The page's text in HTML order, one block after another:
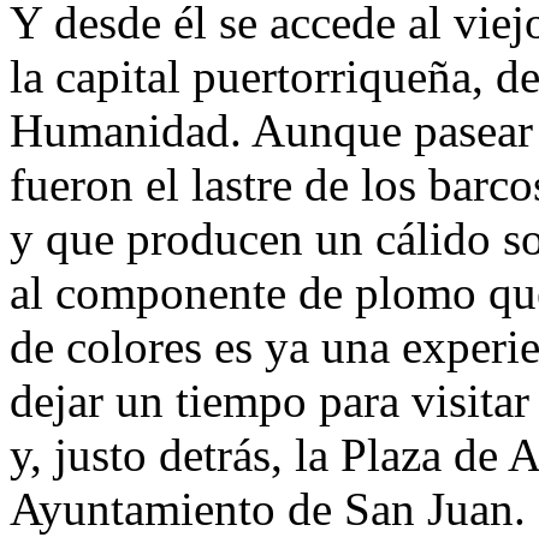
Y desde él se accede al
la capital puertorriqueña,
Humanidad. Aunque
fueron el lastre de los
y que producen un cálido
al componente de plomo
de colores es ya una
dejar un tiempo para
y, justo detrás, la Plaza de
Ayuntamiento de San Juan.